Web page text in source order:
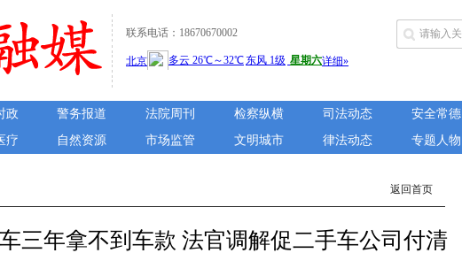
联系电话：18670670002
政 警务报道 法院周刊 检察纵横 司法动态 安全常德
疗 自然资源 市场监管 文明城市 律法动态 专题人物
返回首页
三年拿不到车款 法官调解促二手车公司付清